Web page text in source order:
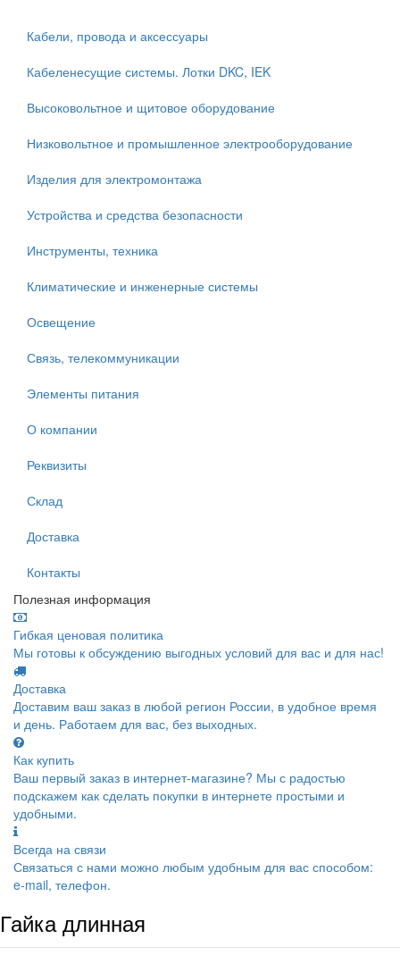
Кабели, провода и аксессуары
Кабеленесущие системы. Лотки DKC, IEK
Высоковольтное и щитовое оборудование
Низковольтное и промышленное электрооборудование
Изделия для электромонтажа
Устройства и средства безопасности
Инструменты, техника
Климатические и инженерные системы
Освещение
Связь, телекоммуникации
Элементы питания
О компании
Реквизиты
Склад
Доставка
Контакты
Полезная информация
Гибкая ценовая политика
Мы готовы к обсуждению выгодных условий для вас и для нас!
Доставка
Доставим ваш заказ в любой регион России, в удобное время
и день. Работаем для вас, без выходных.
Как купить
Ваш первый заказ в интернет-магазине? Мы с радостью
подскажем как сделать покупки в интернете простыми и
удобными.
Всегда на связи
Связаться с нами можно любым удобным для вас способом:
e-mail, телефон.
Гайка длинная